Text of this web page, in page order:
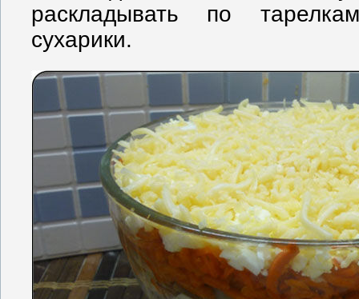
раскладывать по
сухарики.